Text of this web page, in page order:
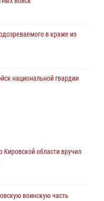
в краже из
национальной гвардии
открытого
Кировской области вручил
воинскую часть